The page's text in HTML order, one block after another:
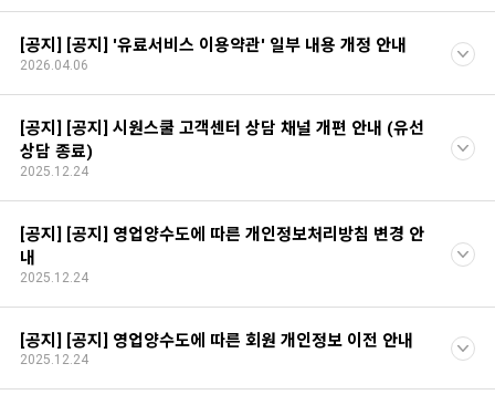
[공지] [공지] '유료서비스 이용약관' 일부 내용 개정 안내
2026.04.06
[공지] [공지] 시원스쿨 고객센터 상담 채널 개편 안내 (유선
상담 종료)
2025.12.24
[공지] [공지] 영업양수도에 따른 개인정보처리방침 변경 안
내
2025.12.24
[공지] [공지] 영업양수도에 따른 회원 개인정보 이전 안내
2025.12.24